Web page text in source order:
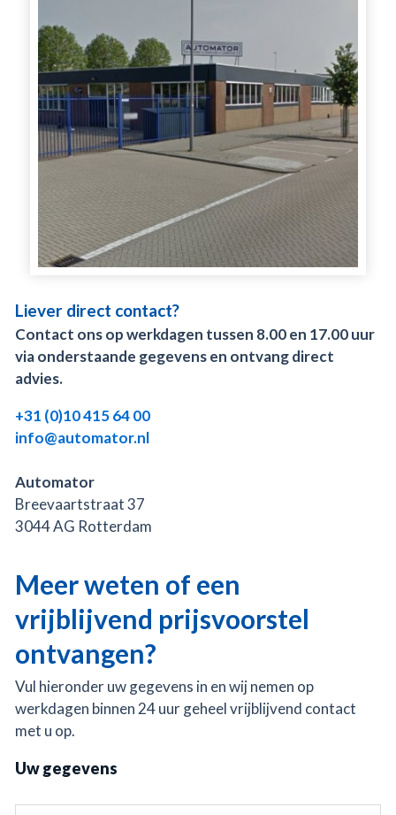
Liever direct contact?
Contact ons op werkdagen tussen 8.00 en 17.00 uur
via onderstaande gegevens en ontvang direct
advies.
+31 (0)10 415 64 00
info@automator.nl
Automator
Breevaartstraat 37
3044 AG Rotterdam
Meer weten of een
vrijblijvend prijsvoorstel
ontvangen?
Vul hieronder uw gegevens in en wij nemen op
werkdagen binnen 24 uur geheel vrijblijvend contact
met u op.
Uw gegevens